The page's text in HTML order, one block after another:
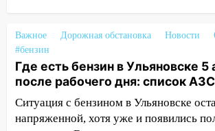
В Старомайнском
09:50
застрял в тепловозе
09:44 Ульяновские спасатели
юному велосипедисту на
Чернышевского
Важное Дорожная обстановка Новости
#бензин
Где есть бензин в Ульяновске 5
после рабочего дня: список АЗС
Ситуация с бензином в Ульяновске
напряженной, хотя уже и появились